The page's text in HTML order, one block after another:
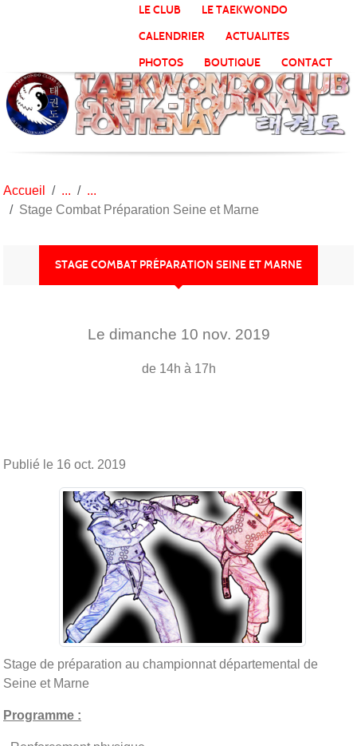
LE CLUB
LE TAEKWONDO
CALENDRIER
ACTUALITES
PHOTOS
BOUTIQUE CONTACT
Accueil
Stage Combat Préparation Seine et Marne
STAGE COMBAT PRÉPARATION SEINE ET MARNE
Le dimanche 10 nov. 2019
de 14h à 17h
Publié le 16 oct. 2019
Stage de préparation au championnat départemental de
Seine et Marne
Programme :
Panneau de gestion des cookies